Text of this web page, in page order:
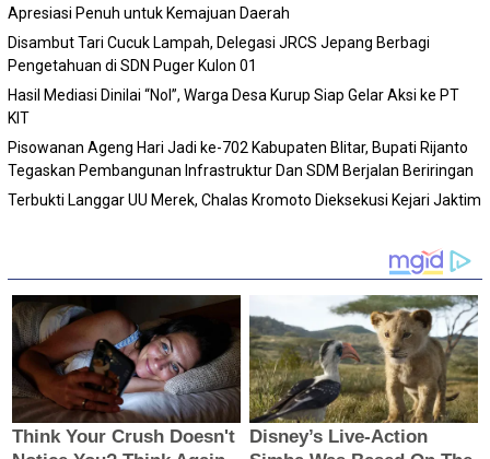
Apresiasi Penuh untuk Kemajuan Daerah
Disambut Tari Cucuk Lampah, Delegasi JRCS Jepang Berbagi
Pengetahuan di SDN Puger Kulon 01
Hasil Mediasi Dinilai “Nol”, Warga Desa Kurup Siap Gelar Aksi ke PT
KIT
Pisowanan Ageng Hari Jadi ke-702 Kabupaten Blitar, Bupati Rijanto
Tegaskan Pembangunan Infrastruktur Dan SDM Berjalan Beriringan
Terbukti Langgar UU Merek, Chalas Kromoto Dieksekusi Kejari Jaktim